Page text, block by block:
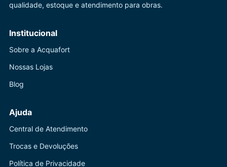
qualidade, estoque e atendimento para obras.
Institucional
Sobre a Acquafort
Nossas Lojas
Blog
Ajuda
Central de Atendimento
Trocas e Devoluções
Política de Privacidade